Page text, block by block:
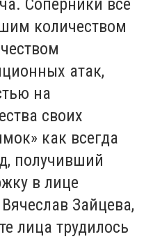
Соперники все
количеством
атак,
на
своих
как всегда
получивший
в лице
Зайцева,
лица трудилось